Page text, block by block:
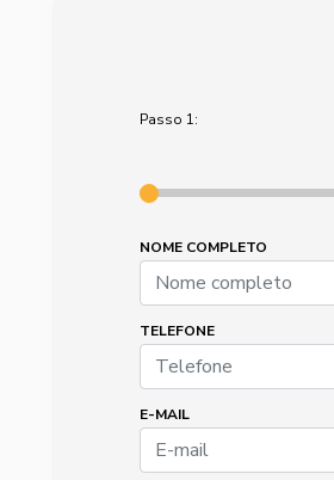
Passo 1:
NOME COMPLETO
TELEFONE
E-MAIL